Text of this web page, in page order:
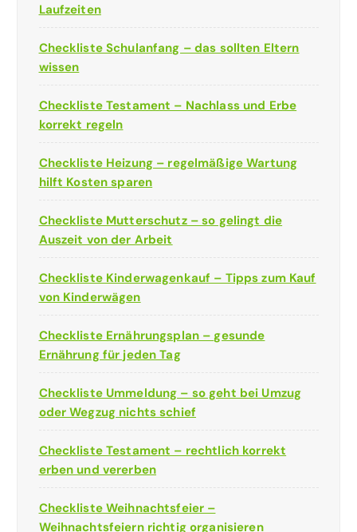
Laufzeiten
Checkliste Schulanfang – das sollten Eltern
wissen
Checkliste Testament – Nachlass und Erbe
korrekt regeln
Checkliste Heizung – regelmäßige Wartung
hilft Kosten sparen
Checkliste Mutterschutz – so gelingt die
Auszeit von der Arbeit
Checkliste Kinderwagenkauf – Tipps zum Kauf
von Kinderwägen
Checkliste Ernährungsplan – gesunde
Ernährung für jeden Tag
Checkliste Ummeldung – so geht bei Umzug
oder Wegzug nichts schief
Checkliste Testament – rechtlich korrekt
erben und vererben
Checkliste Weihnachtsfeier –
Weihnachtsfeiern richtig organisieren